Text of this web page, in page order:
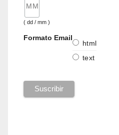
( dd / mm )
Formato Email
html
text